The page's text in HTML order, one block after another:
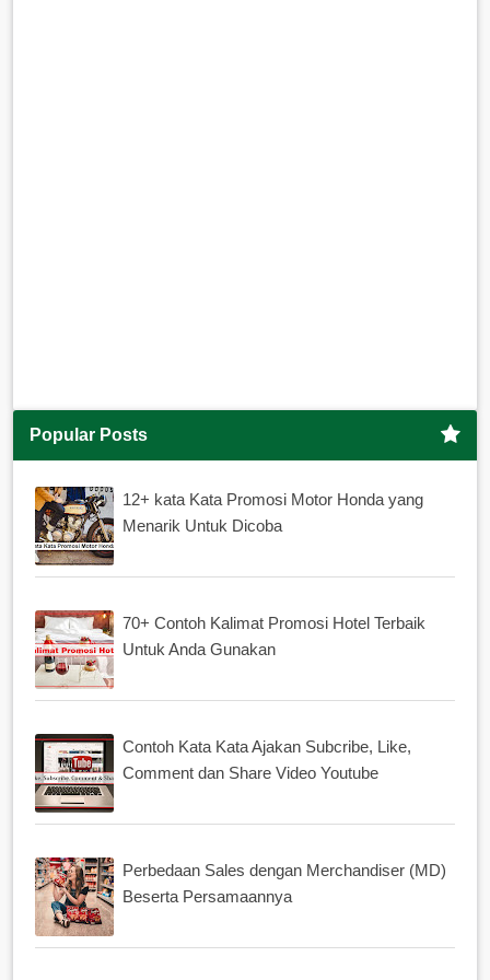
Popular Posts
12+ kata Kata Promosi Motor Honda yang
Menarik Untuk Dicoba
70+ Contoh Kalimat Promosi Hotel Terbaik
Untuk Anda Gunakan
Contoh Kata Kata Ajakan Subcribe, Like,
Comment dan Share Video Youtube
Perbedaan Sales dengan Merchandiser (MD)
Beserta Persamaannya